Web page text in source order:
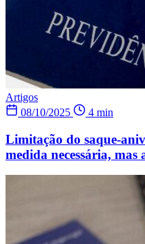
Artigos
08/10/2025
4 min
Limitação do saque-
medida necessária, mas